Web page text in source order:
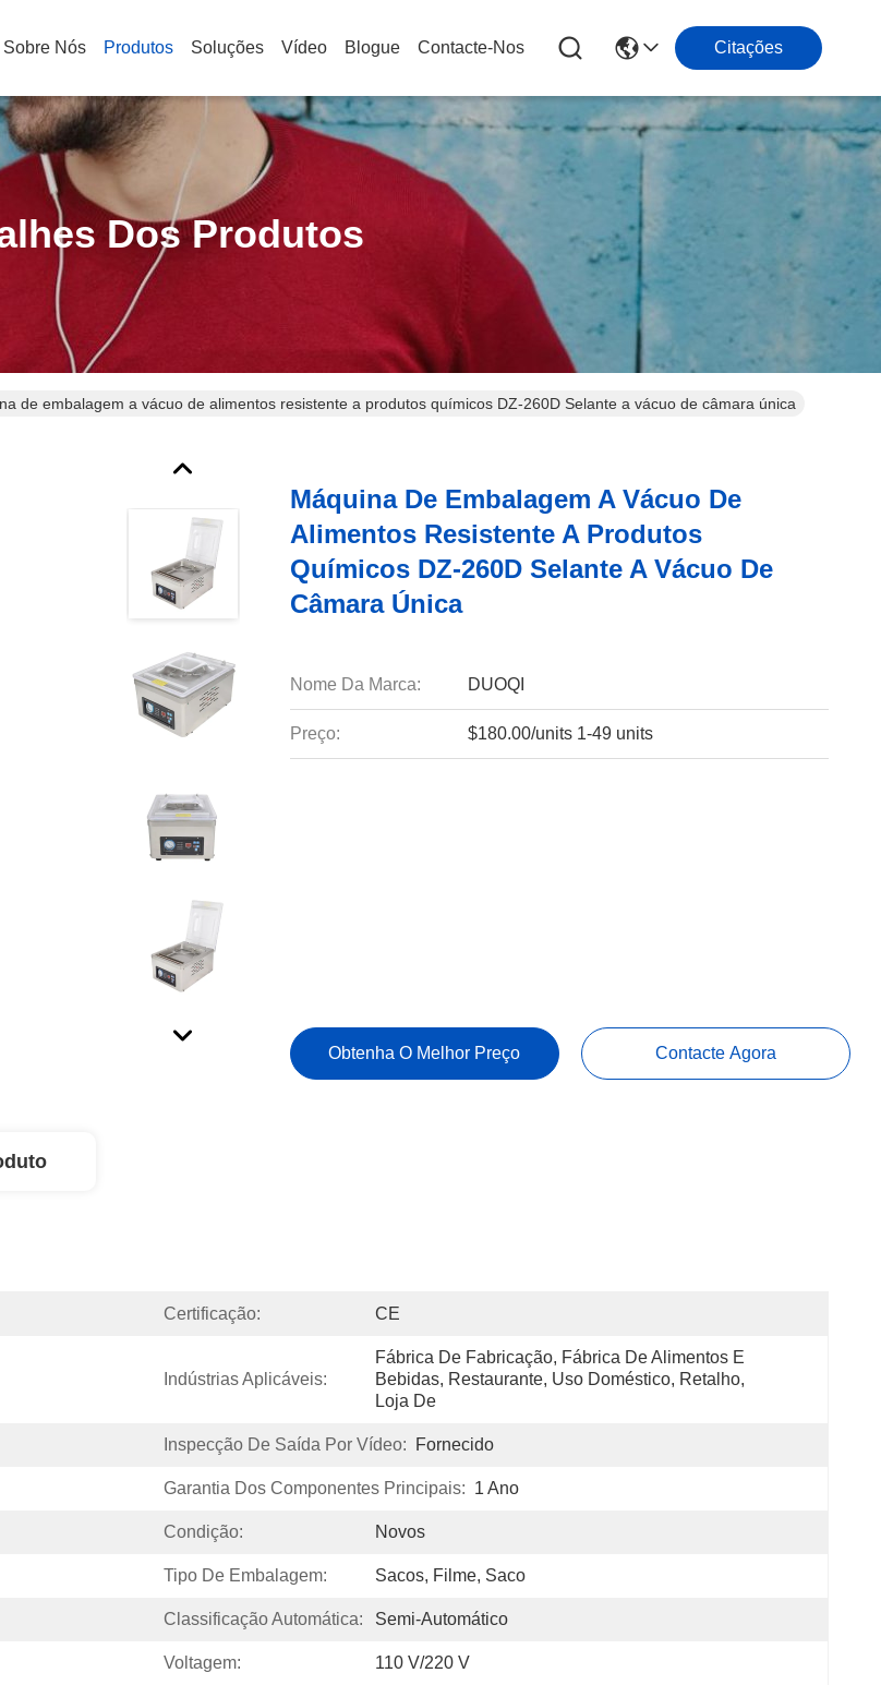
Sobre Nós Produtos Soluções Vídeo Blogue Contacte-Nos Citações
Dos Produtos
de embalagem a vácuo de alimentos resistente a produtos químicos DZ-260D Selante a vácuo de câmara única
Máquina De Embalagem A Vácuo De
Alimentos Resistente A Produtos
Químicos DZ-260D Selante A Vácuo De
Câmara Única
Nome Da Marca: DUOQI
Preço: $180.00/units 1-49 units
Obtenha O Melhor Preço Contacte Agora
Certificação: CE
Indústrias Aplicáveis:
Fábrica De Fabricação, Fábrica De Alimentos E
Bebidas, Restaurante, Uso Doméstico, Retalho,
Loja De
Inspecção De Saída Por Vídeo: Fornecido
Garantia Dos Componentes Principais: 1 Ano
Condição: Novos
Tipo De Embalagem: Sacos, Filme, Saco
Classificação Automática: Semi-Automático
Voltagem: 110 V/220 V